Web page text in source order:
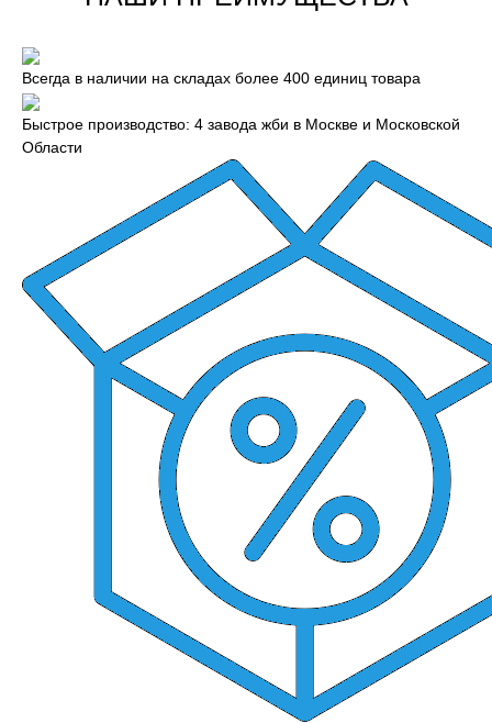
Всегда в наличии на складах более 400 единиц товара
Быстрое производство: 4 завода жби в Москве и Московской
Области